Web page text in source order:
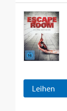
Leihen